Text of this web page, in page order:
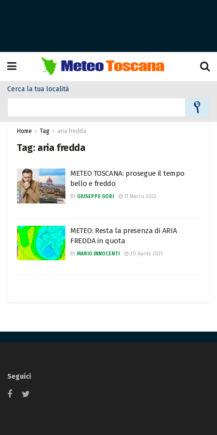
Cerca la tua località
Home Tag aria fredda
Tag: aria fredda
METEO TOSCANA: prosegue il tempo
bello e freddo
BY GIUSEPPE GORI 11 Marzo 2022
METEO: Resta la presenza di ARIA
FREDDA in quota
BY MARIO INNOCENTI 20 Aprile 2021
Seguici